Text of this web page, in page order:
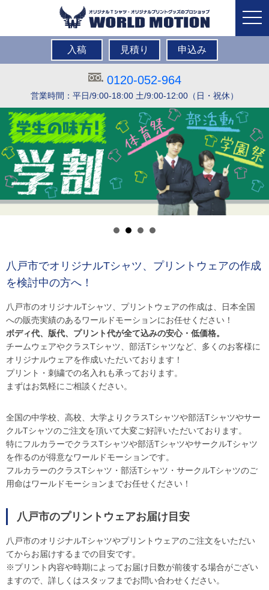
入稿 見積り 申込み
0120-052-964
営業時間：平日/9:00-18:00 土/9:00-12:00（日・祝休）
八戸市でオリジナルTシャツ、プリントウェアの作成
を検討中の方へ！
八戸市のオリジナルTシャツ、プリントウェアの作成は、日本全国
への販売実績のあるワールドモーションにお任せください！
ボディ代、版代、プリント代が全て込みの安心・低価格。
チームウェアやクラスTシャツ、部活Tシャツなど、多くのお客様に
オリジナルウェアを作成いただいております！
プリント・刺繍での名入れも承っております。
まずはお気軽にご相談ください。
全国の中学校、高校、大学よりクラスTシャツや部活Tシャツやサー
クルTシャツのご注文を頂いて大変ご好評いただいております。
特にフルカラーでクラスTシャツや部活TシャツやサークルTシャツ
を作るのが得意なワールドモーションです。
フルカラーのクラスTシャツ・部活Tシャツ・サークルTシャツのご
用命はワールドモーションまでお任せください！
八戸市のプリントウェアお届け目安
八戸市のオリジナルTシャツやプリントウェアのご注文をいただい
てからお届けするまでの目安です。
※プリント内容や時期によってお届け日数が前後する場合がござい
ますので、詳しくはスタッフまでお問い合わせください。